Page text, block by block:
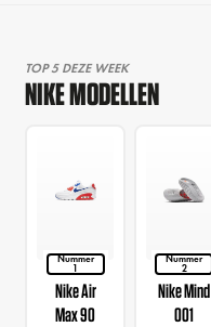
TOP 5 DEZE WEEK
NIKE MODELLEN
Nummer
1
Nike Air
Max 90
Nummer
2
Nike Mind
001